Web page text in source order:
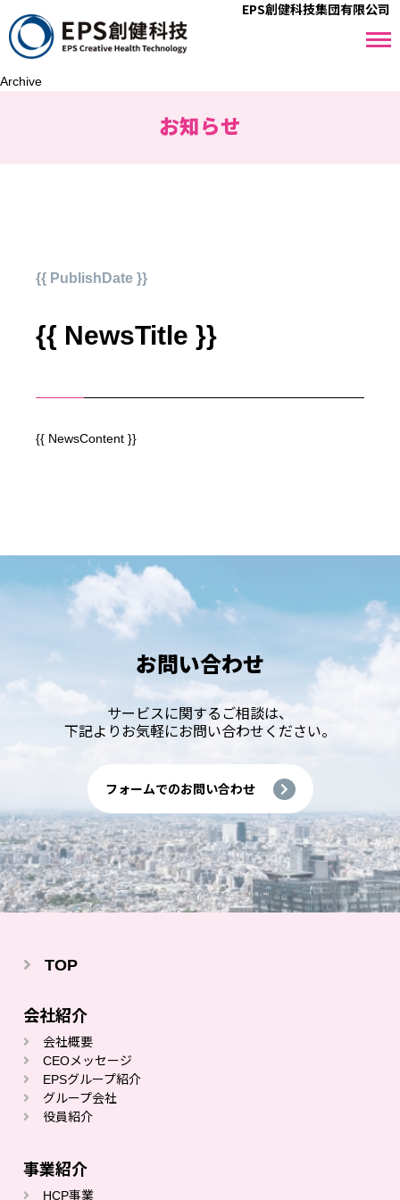
EPS創健科技集団有限公司
Archive
お知らせ
{{ PublishDate }}
{{ NewsTitle }}
{{ NewsContent }}
お問い合わせ
サービスに関するご相談は、
下記よりお気軽にお問い合わせください。
フォームでのお問い合わせ
TOP
会社紹介
会社概要
CEOメッセージ
EPSグループ紹介
グループ会社
役員紹介
事業紹介
HCP事業